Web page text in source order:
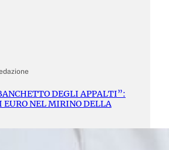
DEGLI APPALTI”:
NEL MIRINO DELLA